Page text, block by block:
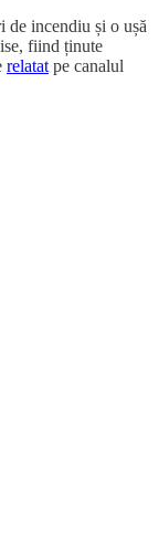
de incendiu și o ușă
fiind ținute
relatat pe canalul